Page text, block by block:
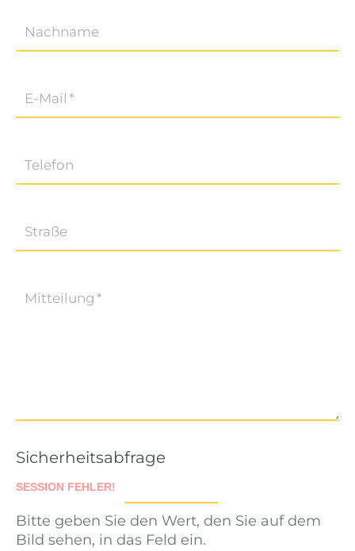
Nachname
E-Mail *
Telefon
Straße
Mitteilung *
Sicherheitsabfrage
Bitte geben Sie den Wert, den Sie auf dem
Bild sehen, in das Feld ein.